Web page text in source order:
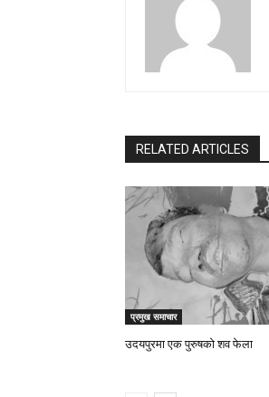
RELATED ARTICLES
प्रमुख समाचार
उदयपुरमा एक पुरुषको शव फेला